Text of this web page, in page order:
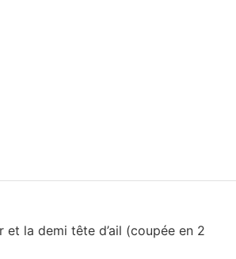
la demi tête d’ail (coupée en 2